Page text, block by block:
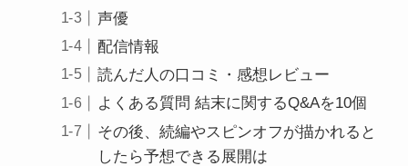
声優
配信情報
読んだ人の口コミ・感想レビュー
よくある質問 結末に関するQ&Aを10個
その後、続編やスピンオフが描かれると
したら予想できる展開は